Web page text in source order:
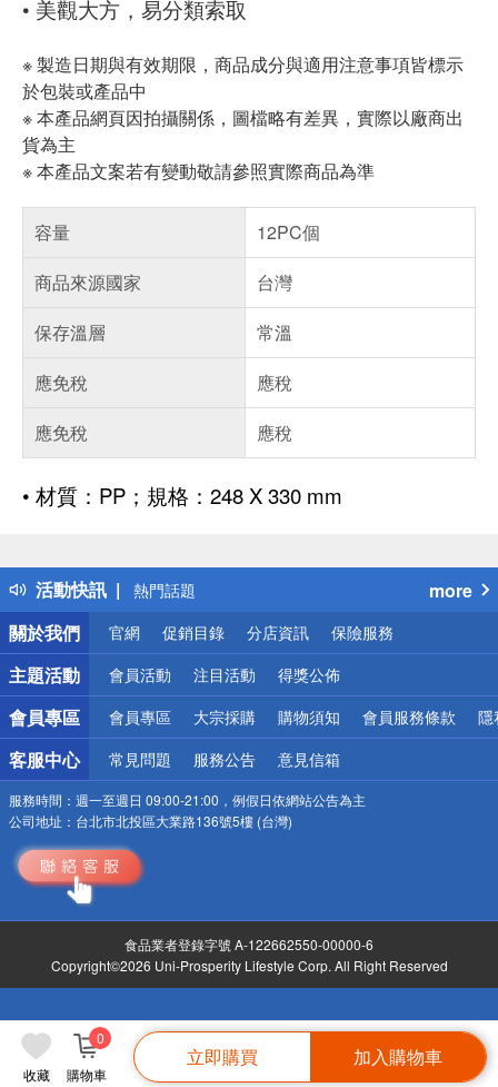
收藏 購物車
0
立即購買 加入購物車
• 美觀大方，易分類索取
※ 製造日期與有效期限，商品成分與適用注意事項皆標示
於包裝或產品中
※ 本產品網頁因拍攝關係，圖檔略有差異，實際以廠商出
貨為主
※ 本產品文案若有變動敬請參照實際商品為準
容量
12PC個
商品來源國家
台灣
保存溫層
常溫
應免稅
應稅
應免稅
應稅
• 材質：PP；規格：248 X 330 mm
活動快訊
得獎公告
熱門話題
銀行優惠
偏遠地區配送
詐騙網頁！請小心！
more
關於我們
官網 促銷目錄 分店資訊 保險服務
主題活動 會員活動 注目活動 得獎公佈
會員專區 會員專區 大宗採購 購物須知 會員服務條款 隱
客服中心 常見問題 服務公告 意見信箱
服務時間： 週一至週日 09:00-21:00，例假日依網站公告為主
公司地址： 台北市北投區大業路136號5樓 (台灣)
食品業者登錄字號 A-122662550-00000-6
Copyright©2026 Uni-Prosperity Lifestyle Corp. All Right Reserved